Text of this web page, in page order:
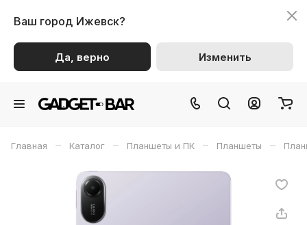
Ваш город Ижевск?
Да, верно Изменить
Главная – Каталог – Планшеты и ПК – Планшеты –